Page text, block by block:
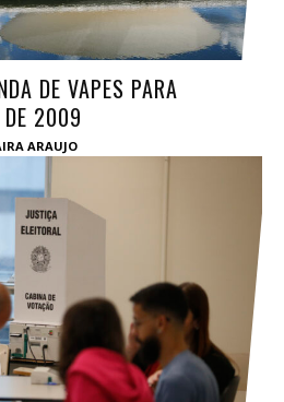
DE VAPES PARA
DE 2009
ARAUJO